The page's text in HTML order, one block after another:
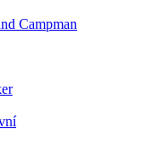
Campman